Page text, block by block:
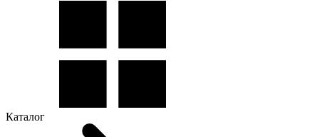
Каталог